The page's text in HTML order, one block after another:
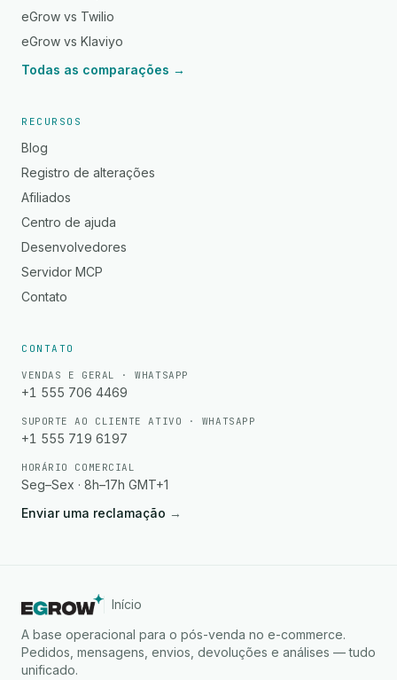
eGrow vs Twilio
eGrow vs Klaviyo
Todas as comparações →
RECURSOS
Blog
Registro de alterações
Afiliados
Centro de ajuda
Desenvolvedores
Servidor MCP
Contato
CONTATO
VENDAS E GERAL · WHATSAPP
+1 555 706 4469
SUPORTE AO CLIENTE ATIVO · WHATSAPP
+1 555 719 6197
HORÁRIO COMERCIAL
Seg–Sex · 8h–17h GMT+1
Enviar uma reclamação →
Início
A base operacional para o pós-venda no e-commerce.
Pedidos, mensagens, envios, devoluções e análises — tudo
unificado.